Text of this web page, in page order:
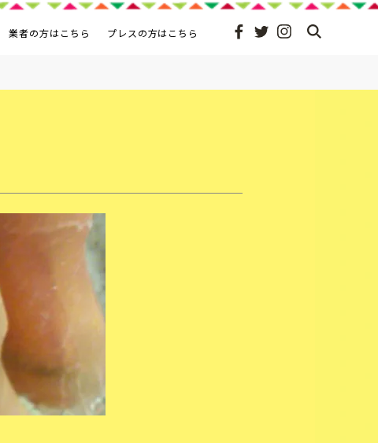
業者の方はこちら プレスの方はこちら